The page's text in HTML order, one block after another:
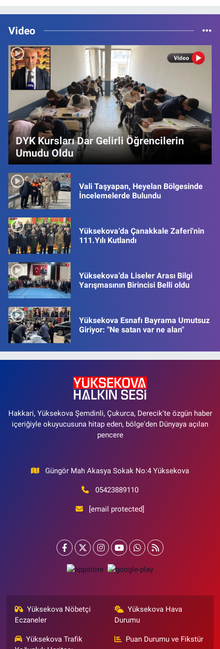
Video
DYK Kursları Dar Gelirli Öğrencilerin
Umudu Oldu
Vali Taşyapan, Heyelan Bölgesinde
İncelemelerde Bulundu
Yüksekova’da Çanakkale Zaferi'nin
111.Yılı Kutlandı
Yüksekova’da Liseler Arası Bilgi
Yarışmasının Birincisi Belli oldu
Yüksekova Esnafı Bayrama Umutsuz
Giriyor: "Ne satan var ne alan"
Hakkari, Yüksekova Şemdinli, Çukurca, Derecik'te özgün haber
içeriğiyle okuyucusuna hitap eden, bölge'den Dünyaya açılan
pencere
Güngör Mah Akasya Sokak No:4 Yüksekova
05423889110
[email protected]
Yüksekova Nöbetçi
Eczaneler
Yüksekova Hava
Durumu
Yüksekova Trafik
Puan Durumu ve Fikstür